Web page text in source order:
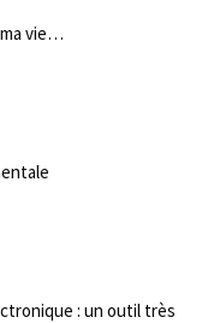
vie…
: un outil très